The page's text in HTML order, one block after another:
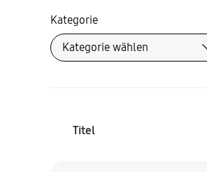
Kategorie
Titel